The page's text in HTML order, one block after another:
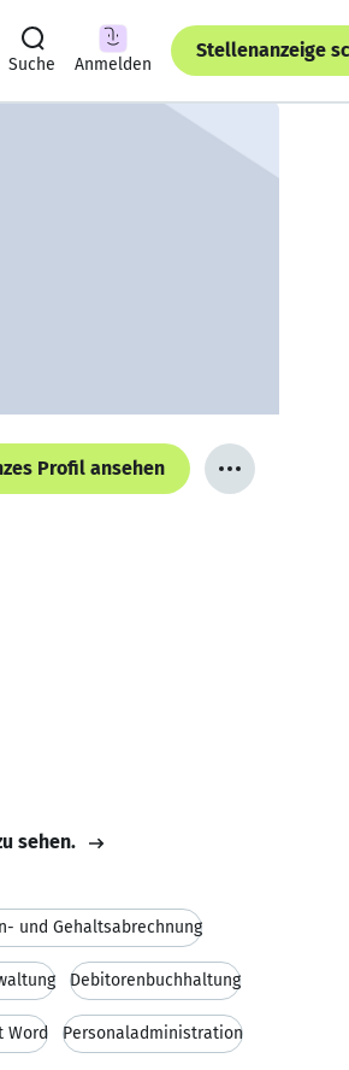
Suche Anmelden
Stellenanzeige
Profil ansehen
sehen.
und Gehaltsabrechnung
Debitorenbuchhaltung
Word Personaladministration